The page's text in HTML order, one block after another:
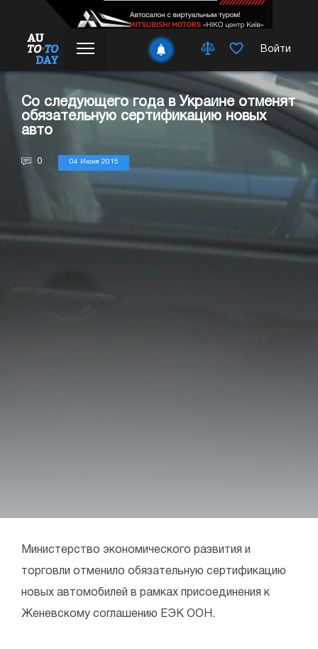
Войти
Со следующего года в Украине отменят
обязательную сертификацию новых
авто
0 04 Июня 2015
Министерство экономического развития и
торговли отменило обязательную сертификацию
новых автомобилей в рамках присоединения к
Женевскому соглашению ЕЭК ООН.